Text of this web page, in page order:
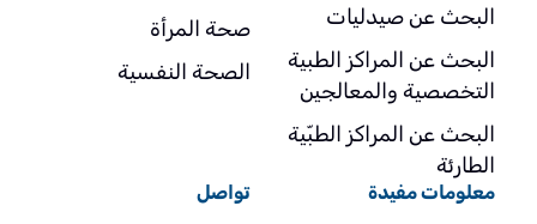
البحث عن صيدليات
البحث عن المراكز الطبية
التخصصية والمعالجين
البحث عن المراكز الطبّية
الطارئة
صحة المرأة
الصحة النفسية
معلومات مفيدة تواصل